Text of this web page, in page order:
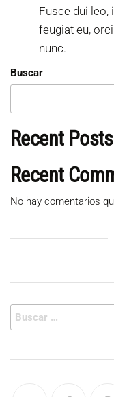
Fusce dui leo,
feugiat eu,
nunc.
Buscar
Recent Posts
Recent
No hay comentarios